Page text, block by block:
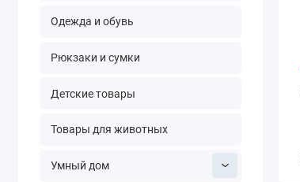
Одежда и обувь
Рюкзаки и сумки
Детские товары
Товары для животных
Умный дом